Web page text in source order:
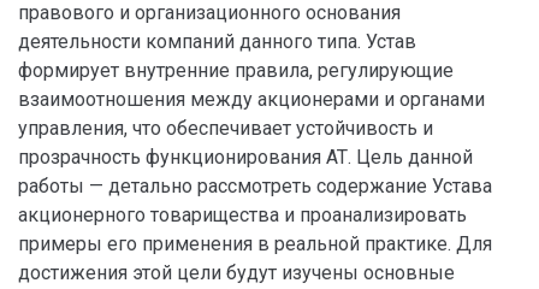
правового и организационного основания
деятельности компаний данного типа. Устав
формирует внутренние правила, регулирующие
взаимоотношения между акционерами и органами
управления, что обеспечивает устойчивость и
прозрачность функционирования АТ. Цель данной
работы — детально рассмотреть содержание Устава
акционерного товарищества и проанализировать
примеры его применения в реальной практике. Для
достижения этой цели будут изучены основные